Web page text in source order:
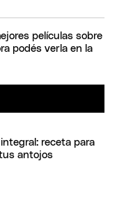
películas sobre
podés verla en la
receta para
antojos